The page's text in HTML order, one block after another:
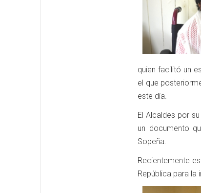
quien facilitó un
el que
este día.
El Alcaldes por
un documento
Sopeña.
Recientemente
República para la